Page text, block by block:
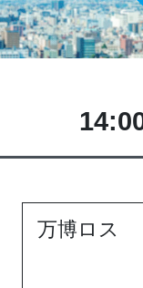
万博ロス